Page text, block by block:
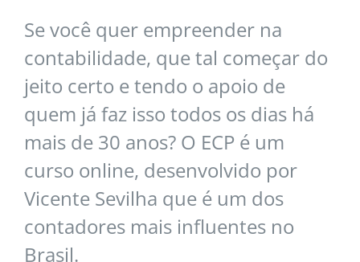
Se você quer empreender na
contabilidade, que tal começar do
jeito certo e tendo o apoio de
quem já faz isso todos os dias há
mais de 30 anos? O ECP é um
curso online, desenvolvido por
Vicente Sevilha que é um dos
contadores mais influentes no
Brasil.